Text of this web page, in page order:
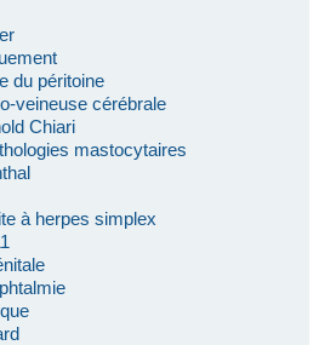
du péritoine
veineuse cérébrale
Chiari
mastocytaires
à herpes simplex